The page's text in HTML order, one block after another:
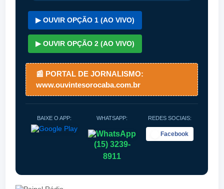
▶ OUVIR OPÇÃO 1 (AO VIVO)
▶ OUVIR OPÇÃO 2 (AO VIVO)
📰 PORTAL DE JORNALISMO:
www.ouvintesorocaba.com.br
BAIXE O APP: WHATSAPP:
(15) 3239-
8911
REDES SOCIAIS:
Facebook